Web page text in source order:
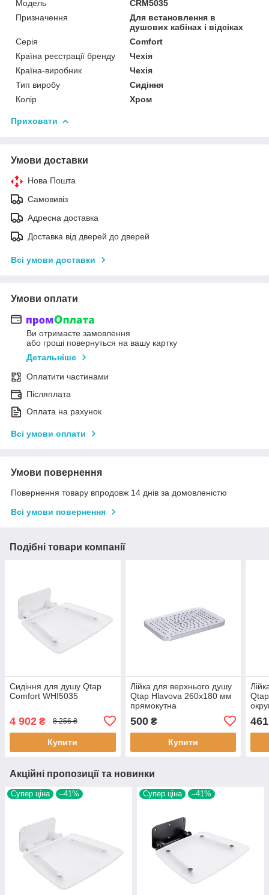
Мoдель
CRM5035
Призначення
Для встановлення в
душових кабінах і відсіках
Серія
Comfort
Країна реєстрації бренду
Чехія
Країна-виробник
Чехія
Тип виробу
Сидіння
Колір
Хром
Приховати
Умови доставки
Нова Пошта
Самовивіз
Адресна доставка
Доставка від дверей до дверей
Всі умови доставки
Умови оплати
Ви отримаєте замовлення
або гроші повернуться на вашу картку
Детальніше
Оплатити частинами
Післяплата
Оплата на рахунок
Всі умови оплати
Умови повернення
Повернення товару впродовж 14 днів за домовленістю
Всі умови повернення
Подібні товари компанії
Сидіння для душу Qtap
Comfort WHI5035
4 902 ₴ 8 256 ₴
Купити
Лійка для верхнього душу
Qtap Hlavova 260x180 мм
прямокутна
Chrome/White
500₴
Купити
461
Акційні пропозиції та новинки
Супер ціна –41% Супер ціна –41%